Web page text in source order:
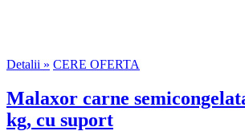
Detalii » CERE OFERTA
Malaxor carne
kg, cu suport